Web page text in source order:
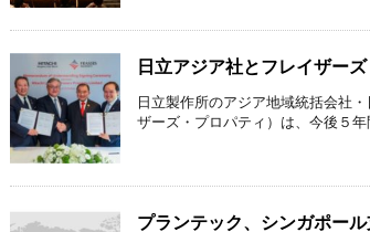
日立アジア社とフレイザー
日立製作所のアジア地域統括会社
ザーズ・プロパティ）は、今後５
プランテック、シンガポー